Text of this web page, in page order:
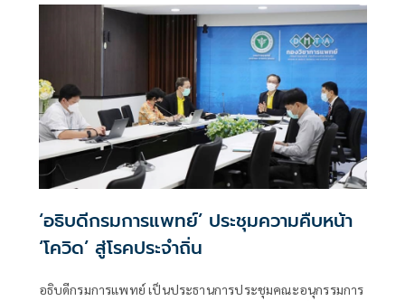
‘อธิบดีกรมการแพทย์’ ประชุมความคืบหน้า
‘โควิด’ สู่โรคประจำถิ่น
อธิบดีกรมการแพทย์ เป็นประธานการประชุมคณะอนุกรรมการ